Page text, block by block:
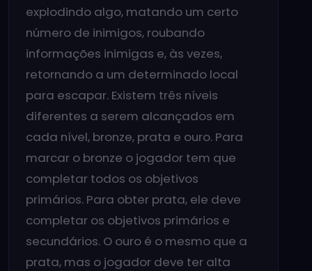
explodindo algo, matando um certo
número de inimigos, roubando
informações inimigas e, às vezes,
retornando a um determinado local
para escapar. Existem três níveis
diferentes a serem alcançados em
cada nível, bronze, prata e ouro. Para
marcar o bronze o jogador tem que
completar todos os objetivos
primários. Para obter prata, ele deve
completar os objetivos primários e
secundários. O ouro é o mesmo que a
prata, mas o jogador deve ter alta